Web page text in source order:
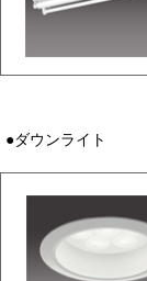
●ダウンライト